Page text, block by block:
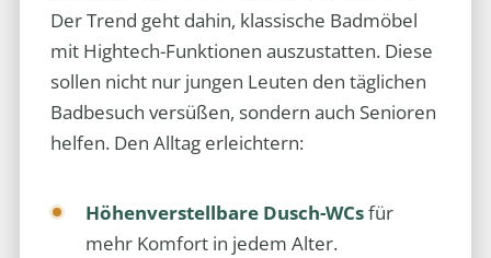
Der Trend geht dahin, klassische Badmöbel
mit Hightech-Funktionen auszustatten. Diese
sollen nicht nur jungen Leuten den täglichen
Badbesuch versüßen, sondern auch Senioren
helfen. Den Alltag erleichtern:
Höhenverstellbare Dusch-WCsfür
mehr Komfort in jedem Alter.